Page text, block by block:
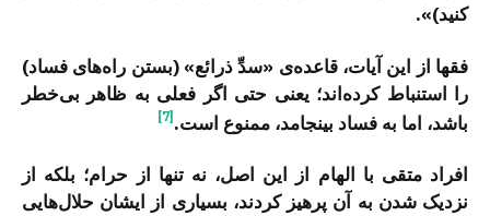
كنيد)».
فقها از این آیات، قاعده‌ی «سدِّ ذرائع» (بستن راه‌های فساد)
را استنباط کرده‌اند؛ یعنی حتی اگر فعلی به ظاهر بی‌خطر
باشد، اما به فساد بینجامد، ممنوع است. [7]
افراد متقی با الهام از این اصل، نه تنها از حرام؛ بلکه از
نزدیک شدن به آن پرهیز کردند، بسیاری از ایشان حلال‌هایی